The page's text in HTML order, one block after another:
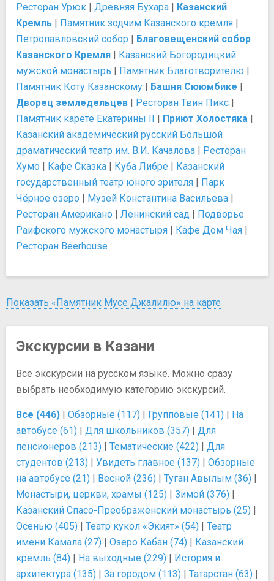
Ресторан Урюк | Древняя Бухара | Казанский
Кремль | Памятник зодчим Казанского кремля |
Петропавловский собор | Благовещенский собор
Казанского Кремля | Казанский Богородицкий
мужской монастырь | Памятник Благотворителю |
Памятник Коту Казанскому | Башня Сююмбике |
Дворец земледельцев | Ресторан Твин Пикс |
Памятник карете Екатерины II | Приют Холостяка |
Казанский академический русский Большой
драматический театр им. В.И. Качалова | Ресторан
Хумо | Кафе Сказка | Куба Либре | Казанский
государственный театр юного зрителя | Парк
Чёрное озеро | Музей Константина Васильева |
Ресторан Американо | Ленинский сад | Подворье
Раифского мужского монастыря | Кафе Дом Чая |
Ресторан Beerhouse
Показать «Памятник Мусе Джалилю» на карте
Экскурсии в Казани
Все экскурсии на русском языке. Можно сразу
выбрать необходимую категорию экскурсий.
Все (446) | Обзорные (117) | Групповые (141) | На
автобусе (61) | Для школьников (357) | Для
пенсионеров (213) | Тематические (422) | Для
студентов (213) | Увидеть главное (137) | Обзорные
на автобусе (21) | Весной (236) | Туган Авылым (36) |
Монастыри, церкви, храмы (125) | Зимой (376) |
Казанский Спасо-Преображенский монастырь (25) |
Осенью (405) | Театр кукол «Экият» (54) | Театр
имени Камала (27) | Озеро Кабан (74) | Казанский
кремль (84) | На выходные (229) | История и
архитектура (135) | За городом (113) | Татарстан (63) |